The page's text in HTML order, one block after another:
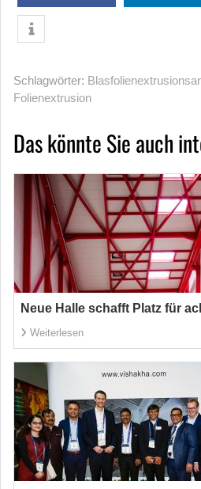
Schlagwörter:
Folienextrusion
Das könnte Sie auch
Neue Halle schafft Platz für
Weiterlesen